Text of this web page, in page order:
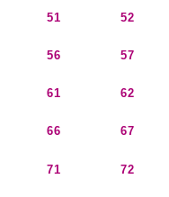
51 52
56 57
61 62
66 67
71 72